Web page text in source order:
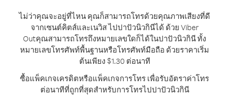
ไม่ว่าคุณจะอยู่ที่ไหน คุณก็สามารถโทรด้วยคุณภาพเสียงที่ดี
จากเซนต์คิตส์และเนวิส ไปปาปัวนิวกินีได้ ด้วย Viber
Outคุณสามารถโทรถึงหมายเลขใดก็ได้ในปาปัวนิวกินี ทั้ง
หมายเลขโทรศัพท์พื้นฐานหรือโทรศัพท์มือถือ ด้วยราคาเริ่ม
ต้นเพียง $1.30 ต่อนาที
ซื้อแพ็คเกจเครดิตหรือแพ็คเกจการโทร เพื่อรับอัตราค่าโทร
ต่อนาทีที่ถูกที่สุดสำหรับการโทรไปปาปัวนิวกินี